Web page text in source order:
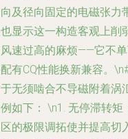
及径向固定的电磁张力
显示这一构造客观上削
速过高的麻烦——它不
有CQ性能换新兼容。
无须啮合不导磁附着
如下： \n1. 无停滞转
的极限调拓使并提高切